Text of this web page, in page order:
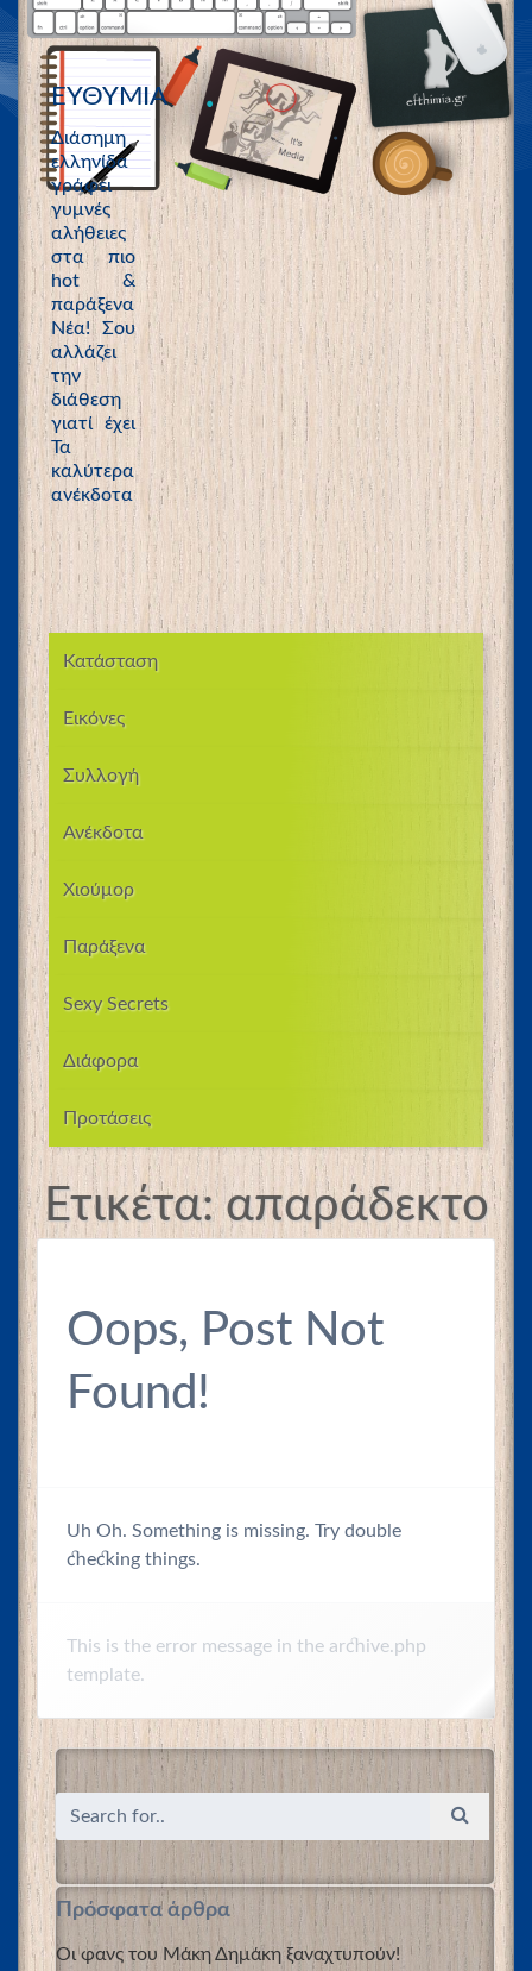
ΕΥΘΥΜΙΑ
Διάσημη
ελληνίδα
γράφει
γυμνές
αλήθειες
στα πιο
hot &
παράξενα
Νέα! Σου
αλλάζει
την
διάθεση
γιατί έχει
Τα
καλύτερα
ανέκδοτα
Κατάσταση
Εικόνες
Συλλογή
Ανέκδοτα
Χιούμορ
Παράξενα
Sexy Secrets
Διάφορα
Προτάσεις
Ετικέτα:απαράδεκτο
Oops, Post Not
Found!
Uh Oh. Something is missing. Try double
checking things.
This is the error message in the archive.php
template.
Πρόσφατα άρθρα
Οι φανς του Μάκη Δημάκη ξαναχτυπούν!